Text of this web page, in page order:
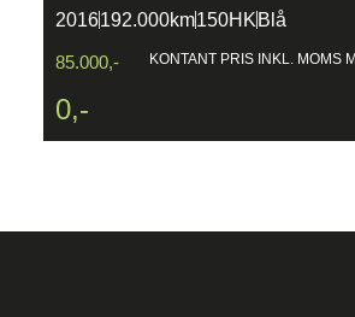
2016192.000km150HK Blå
85.000,- KONTANT PRIS INKL. MOMS
0,-